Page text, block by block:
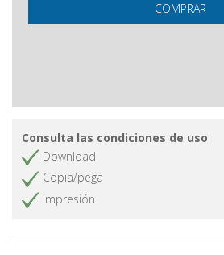
COMPRAR
Consulta las condiciones de uso
Download
Copia/pega
Impresión